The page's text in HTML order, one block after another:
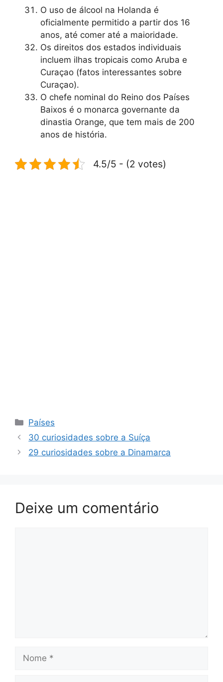
O uso de álcool na Holanda é
oficialmente permitido a partir dos 16
anos, até comer até a maioridade.
Os direitos dos estados individuais
incluem ilhas tropicais como Aruba e
Curaçao (fatos interessantes sobre
Curaçao).
O chefe nominal do Reino dos Países
Baixos é o monarca governante da
dinastia Orange, que tem mais de 200
anos de história.
4.5/5 - (2 votes)
Categorias
Países
30 curiosidades sobre a Suíça
29 curiosidades sobre a Dinamarca
Deixe um comentário
Nome